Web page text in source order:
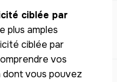
ciblée par
plus amples
ciblée par
vos
vous pouvez